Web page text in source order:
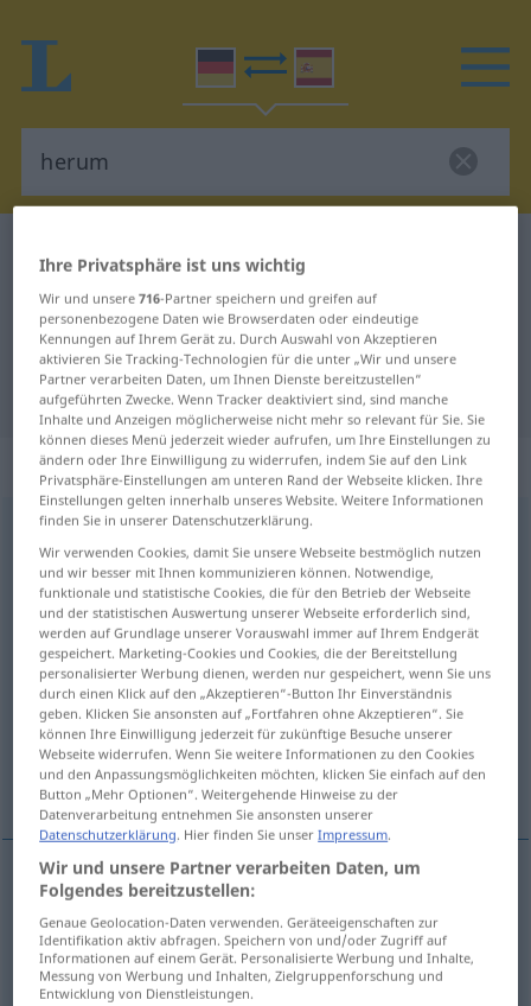
Deutsch-Spanisch Übersetzung für
"herum"
"herum" Spanisch Übersetzung
„herum“: Adverb
herum [hɛˈrʊm]adv
Übersicht aller Übersetzungen
(Für mehr Details die Übersetzung anklicken/antippen)
alrededor de …... rondar a...
por aquí... por allí... al revés...
del revés...
Beispiele
um … herum a.bei Zahlenangaben
alrededorde …
Ihre Privatsphäre ist uns wichtig
Wir und unsere716-Partner speichern und greifen auf
personenbezogene Daten wie Browserdaten oder eindeutige
Kennungen auf Ihrem Gerät zu. Durch Auswahl von Akzeptieren
aktivieren Sie Tracking-Technologien für die unter „Wir und unsere
Partner verarbeiten Daten, um Ihnen Dienste bereitzustellen“
aufgeführten Zwecke. Wenn Tracker deaktiviert sind, sind manche
Inhalte und Anzeigen möglicherweise nicht mehr so relevant für Sie. Sie
können dieses Menü jederzeit wieder aufrufen, um Ihre Einstellungen zu
ändern oder Ihre Einwilligung zu widerrufen, indem Sie auf den Link
Privatsphäre-Einstellungen am unteren Rand der Webseite klicken. Ihre
Einstellungen gelten innerhalb unseres Website. Weitere Informationen
finden Sie in unserer Datenschutzerklärung.
Wir verwenden Cookies, damit Sie unsere Webseite bestmöglich nutzen
und wir besser mit Ihnen kommunizieren können. Notwendige,
funktionale und statistische Cookies, die für den Betrieb der Webseite
und der statistischen Auswertung unserer Webseite erforderlich sind,
werden auf Grundlage unserer Vorauswahl immer auf Ihrem Endgerät
gespeichert. Marketing-Cookies und Cookies, die der Bereitstellung
personalisierter Werbung dienen, werden nur gespeichert, wenn Sie uns
durch einen Klick auf den „Akzeptieren“-Button Ihr Einverständnis
geben. Klicken Sie ansonsten auf „Fortfahren ohne Akzeptieren“. Sie
können Ihre Einwilligung jederzeit für zukünftige Besuche unserer
Webseite widerrufen. Wenn Sie weitere Informationen zu den Cookies
und den Anpassungsmöglichkeiten möchten, klicken Sie einfach auf den
Button „Mehr Optionen“. Weitergehende Hinweise zu der
Datenverarbeitung entnehmen Sie ansonsten unserer
Datenschutzerklärung. Hier finden Sie unserImpressum.
Wir und unsere Partner verarbeiten Daten, um
Folgendes bereitzustellen:
Genaue Geolocation-Daten verwenden. Geräteeigenschaften zur
Identifikation aktiv abfragen. Speichern von und/oder Zugriff auf
Informationen auf einem Gerät. Personalisierte Werbung und Inhalte,
Messung von Werbung und Inhalten, Zielgruppenforschung und
Entwicklung von Dienstleistungen.